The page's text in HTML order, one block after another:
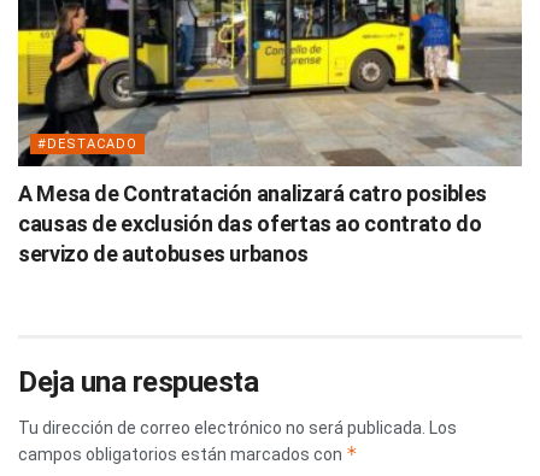
#DESTACADO
A Mesa de Contratación analizará catro posibles
causas de exclusión das ofertas ao contrato do
servizo de autobuses urbanos
Deja una respuesta
Tu dirección de correo electrónico no será publicada.
Los
campos obligatorios están marcados con *